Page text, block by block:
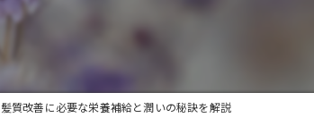
髪質改善に必要な栄養補給と潤いの秘訣を解説